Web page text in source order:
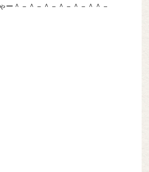
ー＾－＾－＾－＾－＾－＾＾－